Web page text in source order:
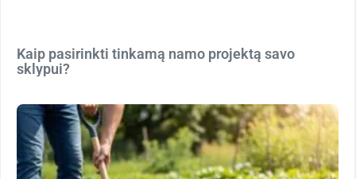
Kaip pasirinkti tinkamą namo projektą savo
sklypui?